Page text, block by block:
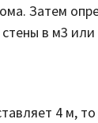
Затем
в м3
4 м,